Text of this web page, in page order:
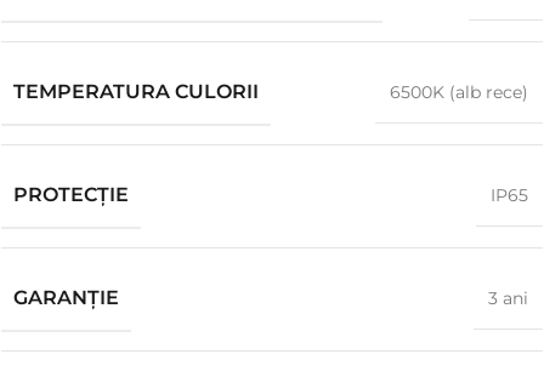
TEMPERATURA CULORII 6500K (alb rece)
PROTECŢIE IP65
GARANŢIE 3 ani